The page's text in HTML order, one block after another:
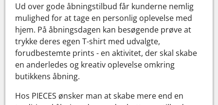
Ud over gode åbningstilbud får kunderne nemlig
mulighed for at tage en personlig oplevelse med
hjem. På åbningsdagen kan besøgende prøve at
trykke deres egen T-shirt med udvalgte,
forudbestemte prints - en aktivitet, der skal skabe
en anderledes og kreativ oplevelse omkring
butikkens åbning.
Hos PIECES ønsker man at skabe mere end en